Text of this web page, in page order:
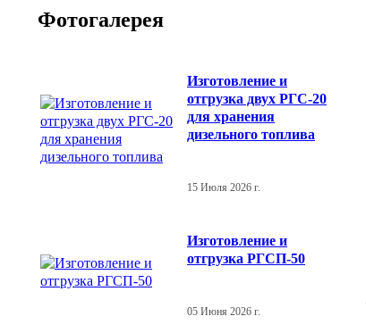
Фотогалерея
Изготовление и
отгрузка двух РГС-20
для хранения
дизельного топлива
15 Июля 2026 г.
Изготовление и
отгрузка РГСП-50
05 Июня 2026 г.